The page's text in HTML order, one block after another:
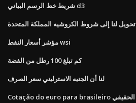
شريط خط الرسم البياني d3
تحويل لنا إلى شروط الكروشيه المملكة المتحدة
مؤشر أسعار النفط wsi
كم تبلغ 100 رطل من الفضة
لنا أن الجنيه الاسترليني سعر الصرف
Cotação do euro para brasileiro الحقيقي